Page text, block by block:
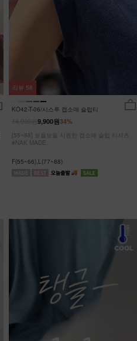
KO42-T-06/시스루 캡소매 슬럽티
34%
9,900원
[55~88] 보들보들 시원한 캡소매 슬럽 티셔츠
#NAK MADE.
F(55~66),L(77~88)
리뷰 58